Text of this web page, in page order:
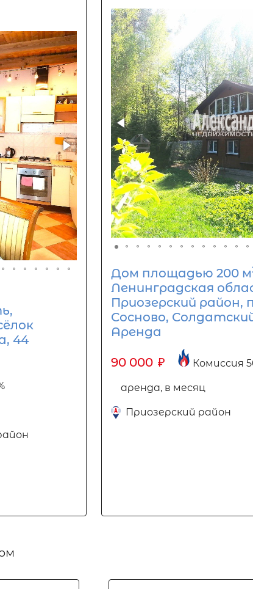
44
Дом площадью 200 м
Ленинградская
Приозерский район,
Сосново,
Аренда
90 000 ₽ Комиссия
аренда, в месяц
Приозерский район